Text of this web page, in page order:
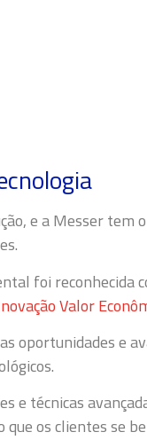
e a Messer tem
foi reconhecida
Valor
oportunidades e
e técnicas
os clientes se